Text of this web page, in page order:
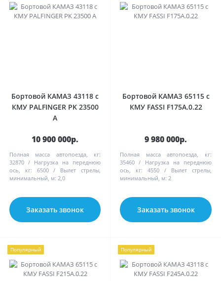
Бортовой КАМАЗ 43118 с
КМУ PALFINGER PK 23500
A
10 900 000р.
Полная масса автопоезда, кг:
32870
Нагрузка на переднюю
ось, кг:
6500
Вылет стрелы,
минимальный, м: 2,0
Заказать звонок
Бортовой КАМАЗ 65115 с
КМУ FASSI F175А.0.22
9 980 000р.
Полная масса автопоезда, кг:
35460
Нагрузка на переднюю
ось, кг:
4550
Вылет стрелы,
минимальный, м: 2
Заказать звонок
Популярный Популярный